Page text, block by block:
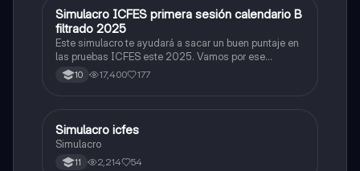
ICFES: Matemáticas
Simulacro ICFES primera sesión calendario B
filtrado 2025
Este simulacro te ayudará a sacar un buen puntaje en
las pruebas ICFES este 2025. Vamos por ese
500/500. Y poder ser admitido en la universidad que
quieras, estudiar la carrera que quieres y no la que te
10 17,400 177
ICFES: Lectura Crítica
Simulacro icfes
Simulacro
11 2,214 54